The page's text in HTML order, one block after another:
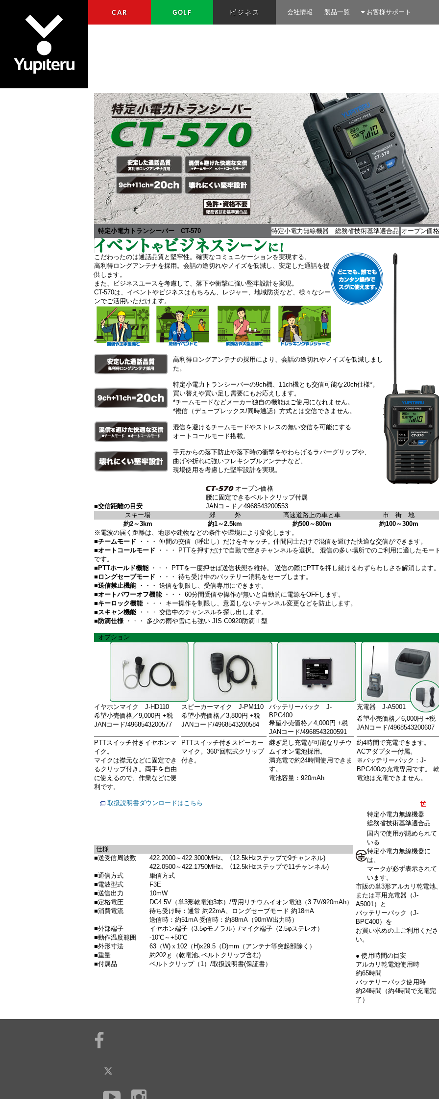
CAR GOLF ビジネス 会社情報 製品一覧 お客様サポート
特定小電力トランシーバー CT-570 特定小電力無線機器 総務省技術基準適合品 オープン価格
こだわったのは通話品質と堅牢性。確実なコミュニケーションを実現する、
高利得ロングアンテナを採用。会話の途切れやノイズを低減し、安定した通話を提
供します。
また、ビジネスユースを考慮して、落下や衝撃に強い堅牢設計を実現。
CT-570は、イベントやビジネスはもちろん、レジャー、地域防災など、様々なシー
ンでご活用いただけます。
高利得ロングアンテナの採用により、会話の途切れやノイズを低減しまし
た。
特定小電力トランシーバーの9ch機、11ch機とも交信可能な20ch仕様*。
買い替えや買い足し需要にもお応えします。
*チームモードなどメーカー独自の機能はご使用になれません。
*複信（デュープレックス/同時通話）方式とは交信できません。
混信を避けるチームモードやストレスの無い交信を可能にする
オートコールモード搭載。
手元からの落下防止や落下時の衝撃をやわらげるラバーグリップや、
曲げや折れに強いフレキシブルアンテナなど、
現場使用を考慮した堅牢設計を実現。
■交信距離の目安
オープン価格
腰に固定できるベルトクリップ付属
JANコ－ド／4968543200553
スキー場
約2～3km
郊 外
約1～2.5km
高速道路上の車と車
約500～800m
市 街 地
約100～300m
※電波の届く距離は、地形や建物などの条件や環境により変化します。
■チームモード
・・・ 仲間の交信（呼出し）だけをキャッチ。仲間同士だけで混信を避けた快適な交信ができます。
■オートコールモード
・・・ PTTを押すだけで自動で空きチャンネルを選択。 混信の多い場所でのご利用に適したモー
です。
■PTTホールド機能 ・・・ PTTを一度押せば送信状態を維持。 送信の際にPTTを押し続けるわずらわしさを解消します
■ロングセーブモード
・・・ 待ち受け中のバッテリー消耗をセーブします。
■送信禁止機能 ・・・ 送信を制限し、受信専用にできます。
■オートパワーオフ機能 ・・・ 60分間受信や操作が無いと自動的に電源をOFFします。
■キーロック機能 ・・・ キー操作を制限し、意図しないチャンネル変更などを防止します。
■スキャン機能 ・・・ 交信中のチャンネルを探し出します。
■防滴仕様 ・・・ 多少の雨や雪にも強い JIS C0920防滴Ⅱ型
オプション
イヤホンマイク J-HD110
希望小売価格／9,000円 +税
JANコード/4968543200577
スピーカーマイク J-PM110
希望小売価格／3,800円 +税
JANコード/4968543200584
バッテリーパック J-
BPC400
希望小売価格／4,000円 +税
JANコード/4968543200591
充電器 J-A5001
希望小売価格／6,000円 +税
JANコード/4968543200607
PTTスイッチ付きイヤホンマ
イク。
マイクは襟元などに固定でき
るクリップ付き。両手を自由
に使えるので、作業などに便
利です。
PTTスイッチ付きスピーカー
マイク。360°回転式クリップ
付き。
継ぎ足し充電が可能なリチウ
ムイオン電池採用。
満充電で約24時間使用できま
す。
電池容量：920mAh
約4時間で充電できます。
ACアダプター付属。
※バッテリーパック：J-
BPC400の充電専用です。 乾
電池は充電できません。
取扱説明書ダウンロードはこちら
仕様
■送受信周波数
422.2000～422.3000MHz､ （12.5kHzステップで9チャンネル)
422.0500～422.1750MHz､ （12.5kHzステップで11チャンネル)
■通信方式
単信方式
■電波型式
F3E
■送信出力
10mW
■定格電圧
DC4.5V（単3形乾電池3本）/専用リチウムイオン電池（3.7V/920mAh）
■消費電流
待ち受け時：通常 約22mA、ロングセーブモード 約18mA
送信時：約51mA 受信時：約88mA（90mW出力時）
■外部端子
イヤホン端子（3.5φモノラル）/マイク端子（2.5φステレオ）
■動作温度範囲
-10℃～+50℃
■外形寸法
63（W)ｘ102（H)x29.5（D)mm（アンテナ等突起部除く）
■重量
約202ｇ（乾電池､ベルトクリップ含む)
■付属品
ベルトクリップ（1）/取扱説明書(保証書）
特定小電力無線機器
総務省技術基準適合品
国内で使用が認められて
いる
特定小電力無線機器に
は、
マークが必ず表示されて
います。
市販の単3形アルカリ乾電池
または専用充電器（J-
A5001）と
バッテリーパック（J-
BPC400）を
お買い求めの上ご利用くださ
い。
● 使用時間の目安
アルカリ乾電池使用時
約65時間
バッテリーパック使用時
約24時間（約4時間で充電完
了）